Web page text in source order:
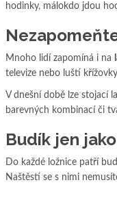
hodinky, málokdo jdou
Mnoho lidí zapomíná i na
televize nebo luští
V dnešní době lze stojací
barevných kombinací či
Budík jen
Do každé ložnice patří
Naštěstí se s nimi